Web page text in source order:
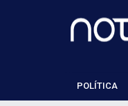
POLÍTICA